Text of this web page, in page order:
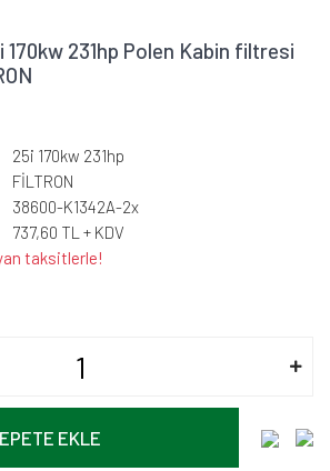
170kw 231hp Polen Kabin filtresi
25i 170kw 231hp
FİLTRON
38600-K1342A-2x
737,60 TL + KDV
taksitlerle!
EKLE